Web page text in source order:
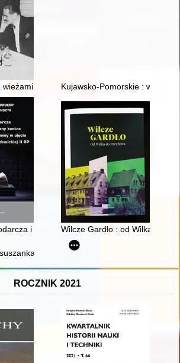
wieżami Kujawsko-Pomorskie :
i liberalizm ekonomiczny kontra
Wilcze Gardło : od Wilka do
Dobrowolska (1906-1989) : życie i
ROCZNIK 2021